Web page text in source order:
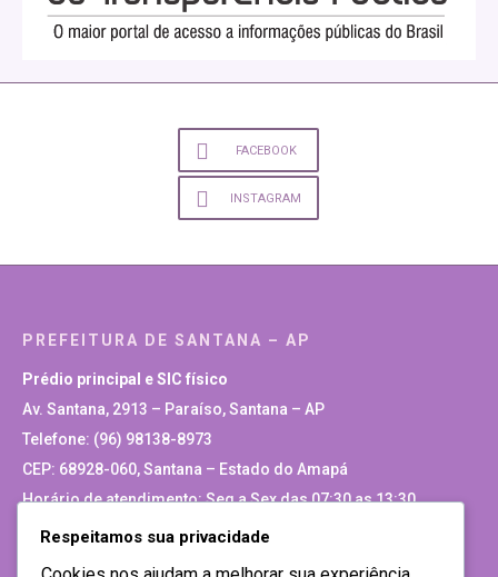
FACEBOOK
INSTAGRAM
PREFEITURA DE SANTANA – AP
Prédio principal e SIC físico
Av. Santana, 2913 – Paraíso, Santana – AP
Telefone: (96) 98138-8973
CEP: 68928-060, Santana – Estado do Amapá
Horário de atendimento: Seg a Sex das 07:30 as 13:30
Site Antigo
Respeitamos sua privacidade